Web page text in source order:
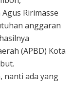
Ririmasse
anggaran
(APBD) Kota
nanti ada yang